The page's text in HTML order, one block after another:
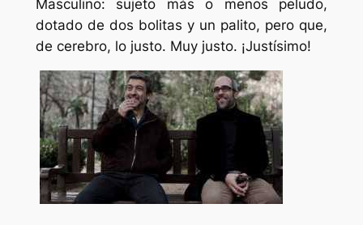
Masculino: sujeto más o menos peludo,
dotado de dos bolitas y un palito, pero que,
de cerebro, lo justo. Muy justo. ¡Justísimo!